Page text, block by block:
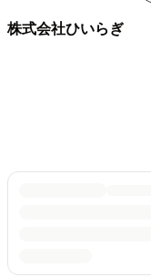
株式会社ひいらぎ